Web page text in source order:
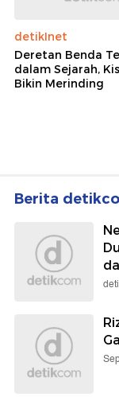
detikInet
Deretan Benda
dalam Sejarah,
Bikin Merinding
Berita